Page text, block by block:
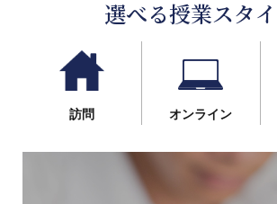
選べる授業スタ
訪問 オンライン